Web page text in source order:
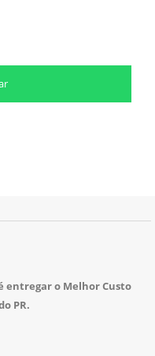
entregar o Melhor Custo
PR.